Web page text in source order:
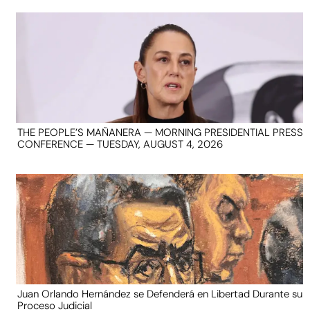
THE PEOPLE’S MAÑANERA — MORNING PRESIDENTIAL PRESS
CONFERENCE — TUESDAY, AUGUST 4, 2026
Juan Orlando Hernández se Defenderá en Libertad Durante su
Proceso Judicial